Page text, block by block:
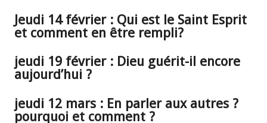
Jeudi 14 février : Qui est le Saint Esprit
et comment en être rempli?
jeudi 19 février : Dieu guérit-il encore
aujourd’hui ?
jeudi 12 mars : En parler aux autres ?
pourquoi et comment ?